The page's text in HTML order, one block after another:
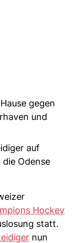
gegen
und
auf
die Odense
Hockey
statt.
nun